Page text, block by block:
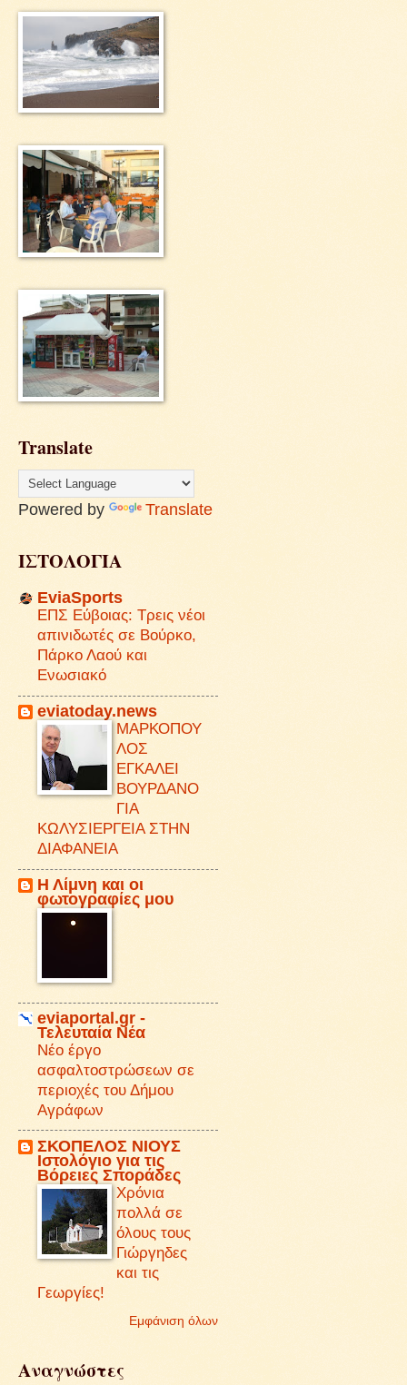
Translate
Powered by Translate
ΙΣΤΟΛΟΓΙΑ
EviaSports
ΕΠΣ Εύβοιας: Τρεις νέοι
απινιδωτές σε Βούρκο,
Πάρκο Λαού και
Ενωσιακό
eviatoday.news
ΜΑΡΚΟΠΟΥ
ΛΟΣ
ΕΓΚΑΛΕΙ
ΒΟΥΡΔΑΝΟ
ΓΙΑ
ΚΩΛΥΣΙΕΡΓΕΙΑ ΣΤΗΝ
ΔΙΑΦΑΝΕΙΑ
Η Λίμνη και οι
φωτογραφίες μου
eviaportal.gr -
Τελευταία Νέα
Νέο έργο
ασφαλτοστρώσεων σε
περιοχές του Δήμου
Αγράφων
ΣΚΟΠΕΛΟΣ ΝΙΟΥΣ
Iστολόγιο για τις
Βόρειες Σποράδες
Χρόνια
πολλά σε
όλους τους
Γιώργηδες
και τις
Γεωργίες!
Εμφάνιση όλων
Αναγνώστες